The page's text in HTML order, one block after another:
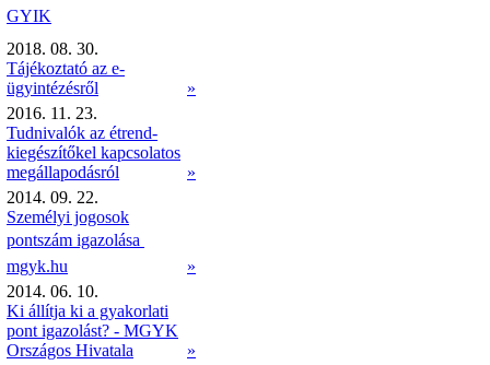
GYIK
2018. 08. 30.
Tájékoztató az e-
ügyintézésről
»
2016. 11. 23.
Tudnivalók az étrend-
kiegészítőkel kapcsolatos
megállapodásról
»
2014. 09. 22.
Személyi jogosok
pontszám igazolása 
mgyk.hu
»
2014. 06. 10.
Ki állítja ki a gyakorlati
pont igazolást? - MGYK
Országos Hivatala
»